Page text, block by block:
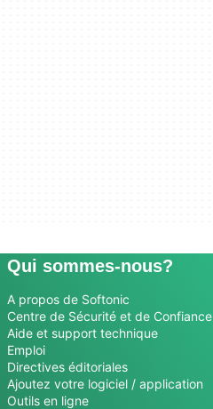
Qui sommes-nous?
A propos de Softonic
Centre de Sécurité et de Confiance
Aide et support technique
Emploi
Directives éditoriales
Ajoutez votre logiciel / application
Outils en ligne